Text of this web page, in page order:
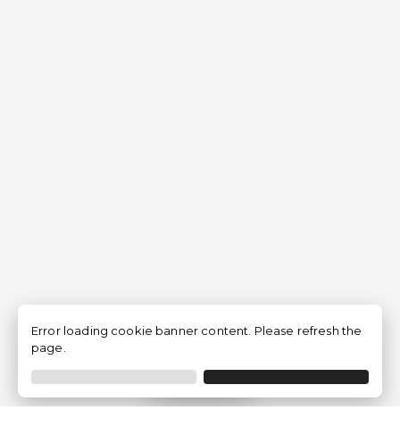
Filtrer
Error loading cookie banner content. Please refresh the
page.